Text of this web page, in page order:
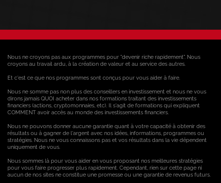
Nous ne croyons pas aux programmes pour "devenir riche rapidement". Nous
croyons au travail ardu, à la création de valeur et au service des autres.
Et c'est ce que nos programmes sont conçus pour vous aider à faire.
Nous ne somme pas non plus des conseillers en investissement et nous ne vous
dirons jamais QUOI acheter dans nos formations traitant des investissements
financiers (actions, cryptomonnaies, etc). Il s'agit de formations qui expliquent
COMMENT avoir accès au monde des investissements financiers.
Nous ne pouvons donner aucune garantie quant à votre capacité à obtenir des
résultats ou à gagner de l'argent avec nos idées, informations, programmes ou
stratégies. Nous ne vous connaissons pas et vos résultats dans la vie dépendent
uniquement de vous.
Nous sommes là pour vous aider en vous proposant nos meilleures stratégies
pour vous faire progresser plus rapidement. Cependant, rien sur cette page ni
aucun de nos sites ne constitue une promesse ou une garantie de revenus futurs.